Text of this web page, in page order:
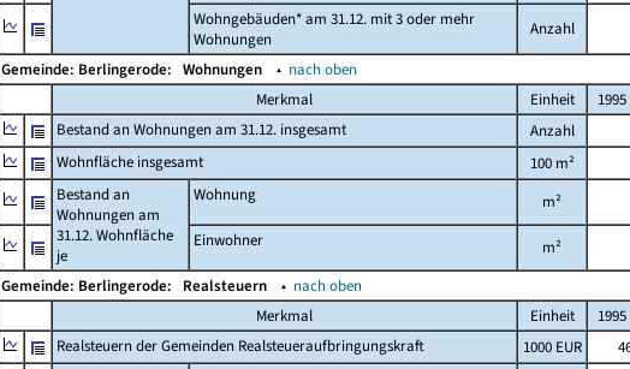
Wohngebäuden* am 31.12. mit 3 oder mehr
Wohnungen
Anzahl
Gemeinde: Berlingerode: Wohnungen ▴ nach oben
Merkmal
Einheit 1995
Bestand an Wohnungen am 31.12. insgesamt
Anzahl
Wohnfläche insgesamt
100 m²
Bestand an
Wohnungen am
31.12. Wohnfläche
je
Wohnung
m²
Einwohner
m²
Gemeinde: Berlingerode: Realsteuern ▴ nach oben
Merkmal
Einheit 1995
Realsteuern der Gemeinden Realsteueraufbringungskraft
1000 EUR